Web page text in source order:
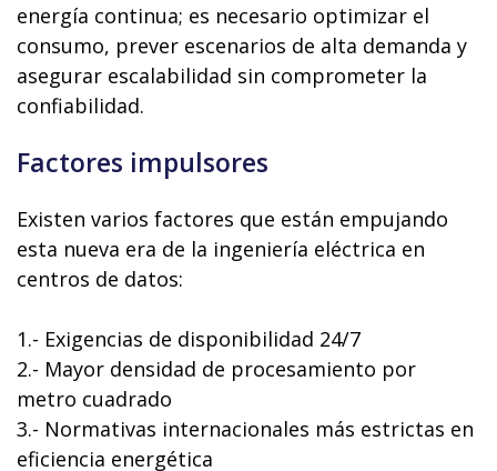
energía continua; es necesario optimizar el
consumo, prever escenarios de alta demanda y
asegurar escalabilidad sin comprometer la
confiabilidad.
Factores impulsores
Existen varios factores que están empujando
esta nueva era de la ingeniería eléctrica en
centros de datos:
1.- Exigencias de disponibilidad 24/7
2.- Mayor densidad de procesamiento por
metro cuadrado
3.- Normativas internacionales más estrictas en
eficiencia energética